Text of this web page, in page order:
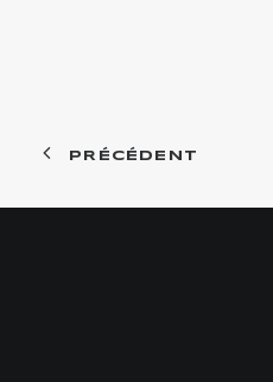
PRÉCÉDENT